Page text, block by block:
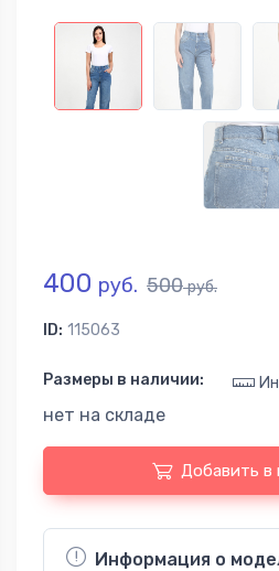
400 руб. 500руб.
ID: 115063
Размеры в наличии:
нет на складе
Добавить в
Информация о